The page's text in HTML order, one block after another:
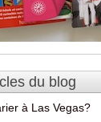
du blog
à Las Vegas?